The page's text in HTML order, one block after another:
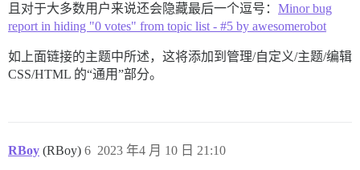
且对于大多数用户来说还会隐藏最后一个逗号： Minor bug
report in hiding "0 votes" from topic list - #5 by awesomerobot
如上面链接的主题中所述，这将添加到管理/自定义/主题/编辑
CSS/HTML 的“通用”部分。
RBoy (RBoy) 2023 年4 月 10 日 21:10
6